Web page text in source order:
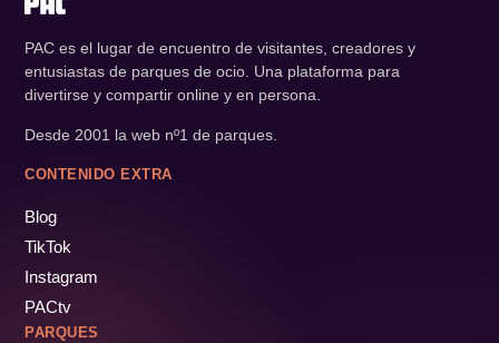
PAC es el lugar de encuentro de visitantes, creadores y
entusiastas de parques de ocio. Una plataforma para
divertirse y compartir online y en persona.
Desde 2001 la web nº1 de parques.
CONTENIDO EXTRA
Blog
TikTok
Instagram
PACtv
PARQUES